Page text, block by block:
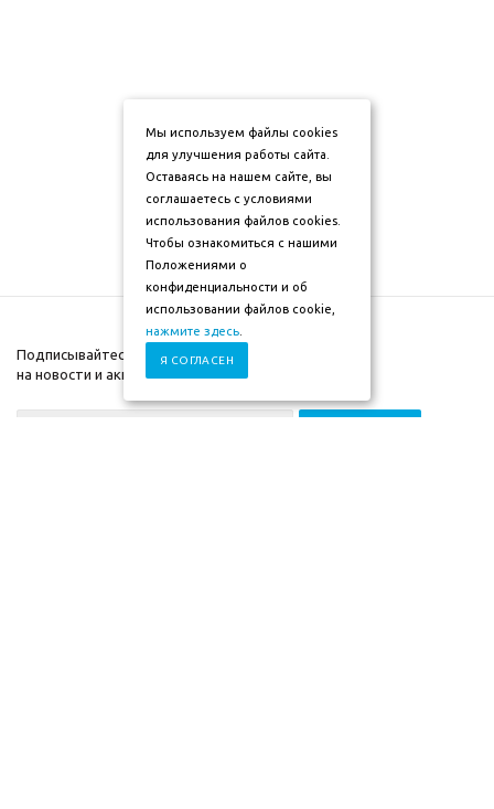
Подписывайтесь
на новости и акции
Мы используем файлы cookies
для улучшения работы сайта.
Оставаясь на нашем сайте, вы
соглашаетесь с условиями
использования файлов cookies.
Чтобы ознакомиться с нашими
Положениями о
конфиденциальности и об
использовании файлов cookie,
нажмите здесь
Я СОГЛАСЕН